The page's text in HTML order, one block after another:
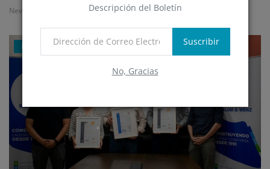
Descripción del Boletín
Suscribir
No, Gracias
NewsAdmin Octubre 1, 2025
Mercado Inmobiliario Empresarial